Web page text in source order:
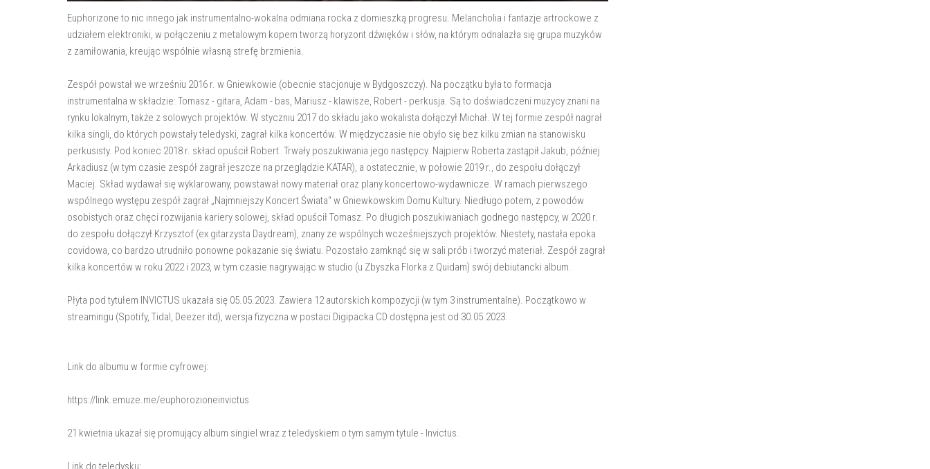
Euphorizone to nic innego jak instrumentalno-wokalna odmiana rocka z domieszką progresu. Melancholia i fantazje artrockowe z
udziałem elektroniki, w połączeniu z metalowym kopem tworzą horyzont dźwięków i słów, na którym odnalazła się grupa muzyków
z zamiłowania, kreując wspólnie własną strefę brzmienia.
Zespół powstał we wrześniu 2016 r. w Gniewkowie (obecnie stacjonuje w Bydgoszczy). Na początku była to formacja
instrumentalna w składzie: Tomasz - gitara, Adam - bas, Mariusz - klawisze, Robert - perkusja. Są to doświadczeni muzycy znani na
rynku lokalnym, także z solowych projektów. W styczniu 2017 do składu jako wokalista dołączył Michał. W tej formie zespół nagrał
kilka singli, do których powstały teledyski, zagrał kilka koncertów. W międzyczasie nie obyło się bez kilku zmian na stanowisku
perkusisty. Pod koniec 2018 r. skład opuścił Robert. Trwały poszukiwania jego następcy. Najpierw Roberta zastąpił Jakub, później
Arkadiusz (w tym czasie zespół zagrał jeszcze na przeglądzie KATAR), a ostatecznie, w połowie 2019 r., do zespołu dołączył
Maciej. Skład wydawał się wyklarowany, powstawał nowy materiał oraz plany koncertowo-wydawnicze. W ramach pierwszego
wspólnego występu zespół zagrał „Najmniejszy Koncert Świata" w Gniewkowskim Domu Kultury. Niedługo potem, z powodów
osobistych oraz chęci rozwijania kariery solowej, skład opuścił Tomasz. Po długich poszukiwaniach godnego następcy, w 2020 r.
do zespołu dołączył Krzysztof (ex gitarzysta Daydream), znany ze wspólnych wcześniejszych projektów. Niestety, nastała epoka
covidowa, co bardzo utrudniło ponowne pokazanie się światu. Pozostało zamknąć się w sali prób i tworzyć materiał. Zespół zagrał
kilka koncertów w roku 2022 i 2023, w tym czasie nagrywając w studio (u Zbyszka Florka z Quidam) swój debiutancki album.
Płyta pod tytułem INVICTUS ukazała się 05.05.2023. Zawiera 12 autorskich kompozycji (w tym 3 instrumentalne). Początkowo w
streamingu (Spotify, Tidal, Deezer itd), wersja fizyczna w postaci Digipacka CD dostępna jest od 30.05.2023.
Link do albumu w formie cyfrowej:
https://link.emuze.me/euphorozioneinvictus
21 kwietnia ukazał się promujący album singiel wraz z teledyskiem o tym samym tytule - Invictus.
Link do teledysku: